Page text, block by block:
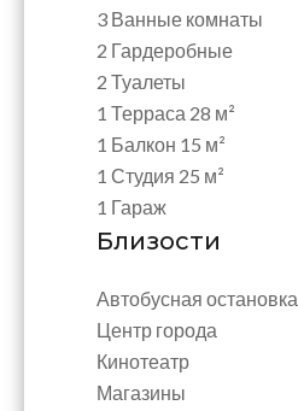
3 Ванные комнаты
2 Гардеробные
2 Туалеты
1 Терраса 28 м²
1 Балкон 15 м²
1 Студия 25 м²
1 Гараж
Близости
Автобусная остановка
Центр города
Кинотеатр
Магазины